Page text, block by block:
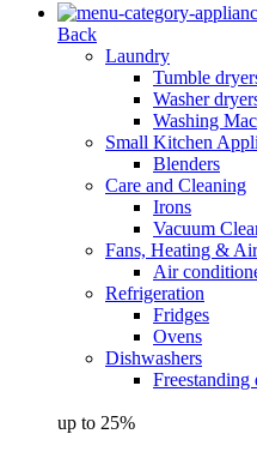
Back
Laundry
Tumble
Washer
Washing
Small Kitchen
Blenders
Care and Cleaning
Irons
Vacuum
Fans, Heating &
Air
Refrigeration
Fridges
Ovens
Dishwashers
Freestanding
up to 25%